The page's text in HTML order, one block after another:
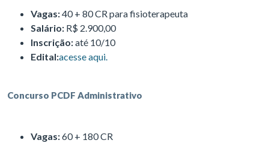
Vagas:40 + 80 CR para fisioterapeuta
Salário: R$ 2.900,00
Inscrição:até 10/10
Edital:acesse aqui.
Concurso PCDF Administrativo
Vagas:60 + 180 CR